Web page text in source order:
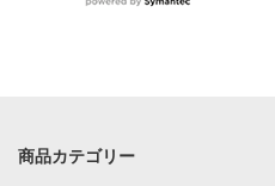
商品カテゴリー